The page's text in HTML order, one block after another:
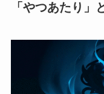
「やつあたり」